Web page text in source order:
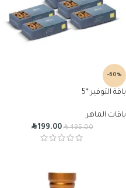
-60%
باقة التوفير *5
باقات الماهر
R495.00
R199.00